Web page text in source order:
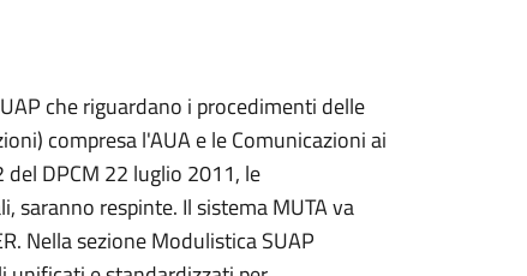
che riguardano i procedimenti delle
compresa l'AUA e le Comunicazioni ai
del DPCM 22 luglio 2011, le
saranno respinte. Il sistema MUTA va
Nella sezione Modulistica SUAP